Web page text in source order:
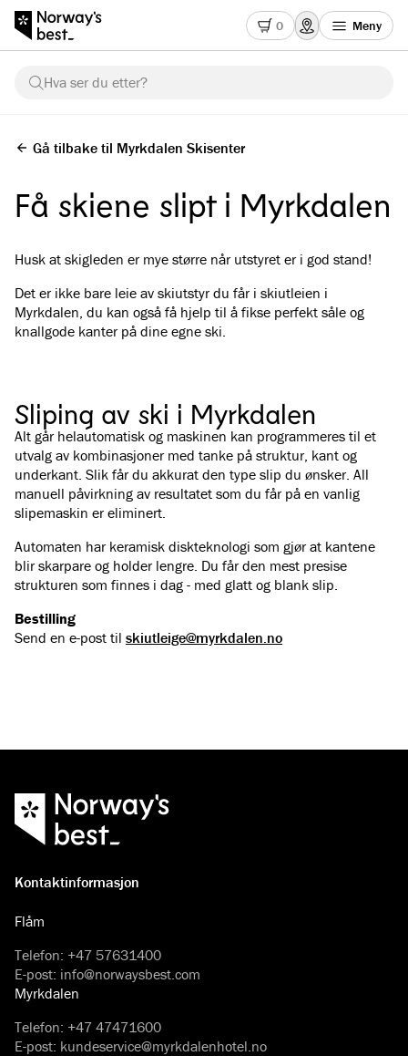
0 Meny
Hva ser du etter?
Gå tilbake til Myrkdalen Skisenter
Få skiene slipt i Myrkdalen
Husk at skigleden er mye større når utstyret er i god stand!
Det er ikke bare leie av skiutstyr du får i skiutleien i
Myrkdalen, du kan også få hjelp til å fikse perfekt såle og
knallgode kanter på dine egne ski.
Sliping av ski i Myrkdalen
Alt går helautomatisk og maskinen kan programmeres til et
utvalg av kombinasjoner med tanke på struktur, kant og
underkant. Slik får du akkurat den type slip du ønsker. All
manuell påvirkning av resultatet som du får på en vanlig
slipemaskin er eliminert.
Automaten har keramisk diskteknologi som gjør at kantene
blir skarpare og holder lengre. Du får den mest presise
strukturen som finnes i dag - med glatt og blank slip.
Bestilling
Send en e-post til skiutleige@myrkdalen.no
Kontaktinformasjon
Flåm
Telefon: +47 57631400
E-post: info@norwaysbest.com
Myrkdalen
Telefon: +47 47471600
E-post: kundeservice@myrkdalenhotel.no